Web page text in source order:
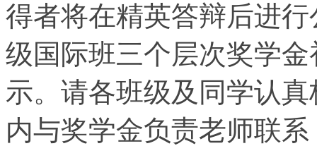
得者将在精英答辩后进
级国际班三个层次奖学
示。请各班级及同学认
内与奖学金负责老师联